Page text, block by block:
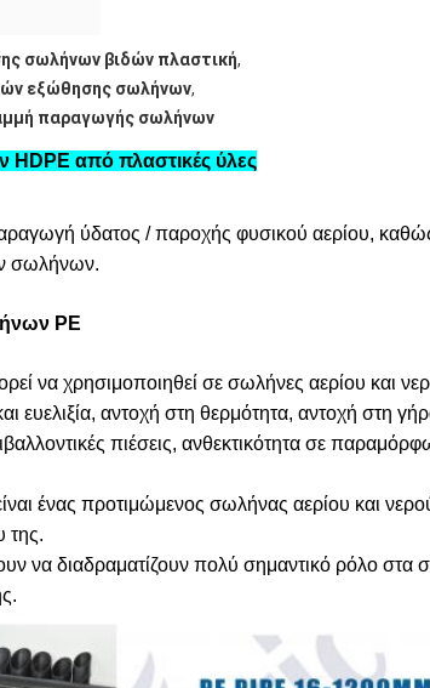
σωλήνων βιδών πλαστική,
εξώθησης σωλήνων,
παραγωγής σωλήνων
από πλαστικές ύλες
ύδατος / παροχής φυσικού αερίου,
σωλήνων.
PE
να χρησιμοποιηθεί σε σωλήνες αερίου και
ευελιξία, αντοχή στη θερμότητα, αντοχή στη
πιέσεις, ανθεκτικότητα σε
ένας προτιμώμενος σωλήνας αερίου και
της.
να διαδραματίζουν πολύ σημαντικό ρόλο στα